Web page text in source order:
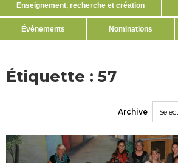
Enseignement, recherche et création
Événements Nominations
Étiquette : 57
Archive